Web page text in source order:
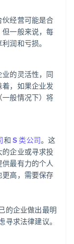
经营可能是合
一般来说，每
润和亏损。
的灵活性，同
，如果企业发
般情况下）将
和S 类公司。这
企业或寻求投
最有力的个人
高，需要保存
的企业做出最明
求法律建议。